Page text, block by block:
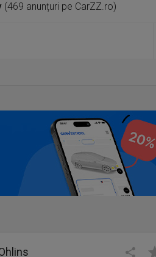
(469 anunțuri pe CarZZ.ro)